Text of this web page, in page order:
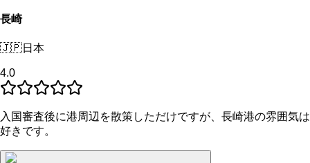
長崎
🇯🇵日本
4.0
入国審査後に港周辺を散策しただけですが、長崎港の雰囲気は
好きです。